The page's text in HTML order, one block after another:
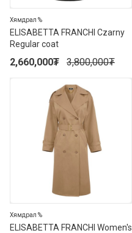
ELISABETTA FRANCHI Czarny
Regular coat
Хямдрал %
2,660,000₮ 3,800,000₮
ELISABETTA FRANCHI Women's
Хямдрал %